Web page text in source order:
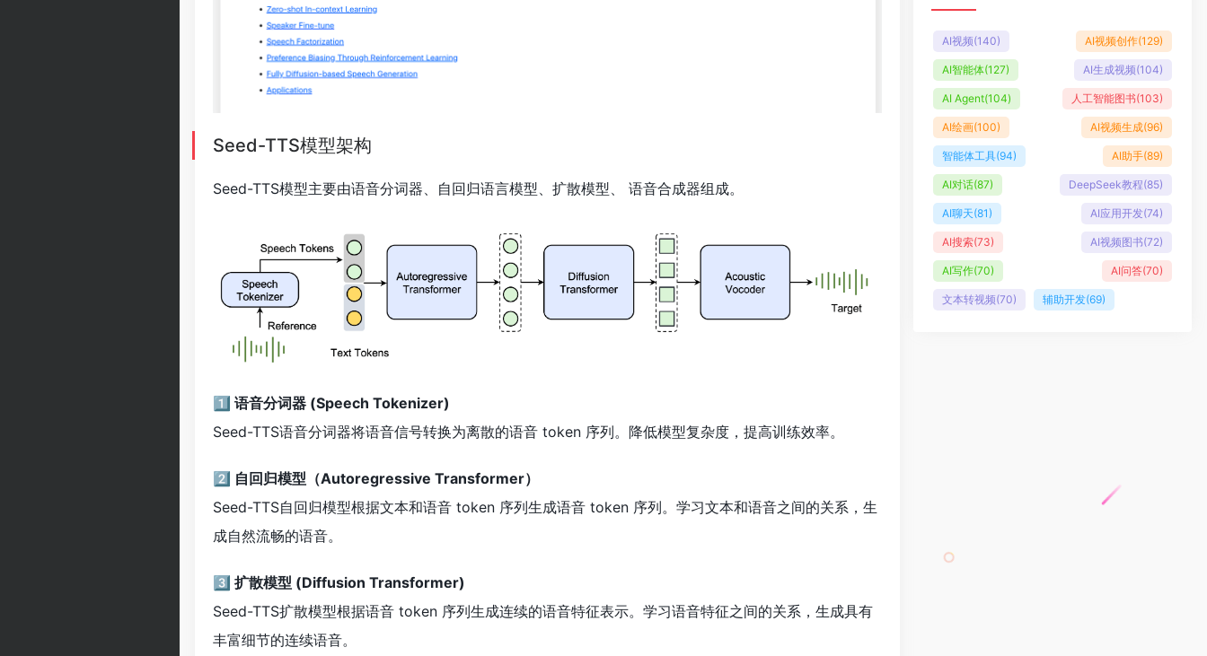
Seed-TTS模型架构
Seed-TTS模型主要由语音分词器、自回归语言模型、扩散模型、 语音合成器组成。
1️⃣ 语音分词器 (Speech Tokenizer)
Seed-TTS语音分词器将语音信号转换为离散的语音 token 序列。降低模型复杂度，提高训练效率。
2️⃣ 自回归模型（Autoregressive Transformer）
Seed-TTS自回归模型根据文本和语音 token 序列生成语音 token 序列。学习文本和语音之间的关系，生
成自然流畅的语音。
3️⃣ 扩散模型 (Diffusion Transformer)
Seed-TTS扩散模型根据语音 token 序列生成连续的语音特征表示。学习语音特征之间的关系，生成具有
丰富细节的连续语音。
AI视频(140) AI视频创作(129)
AI智能体(127) AI生成视频(104)
AI Agent(104) 人工智能图书(103)
AI绘画(100) AI视频生成(96)
智能体工具(94) AI助手(89)
AI对话(87) DeepSeek教程(85)
AI聊天(81) AI应用开发(74)
AI搜索(73) AI视频图书(72)
AI写作(70) AI问答(70)
文本转视频(70) 辅助开发(69)